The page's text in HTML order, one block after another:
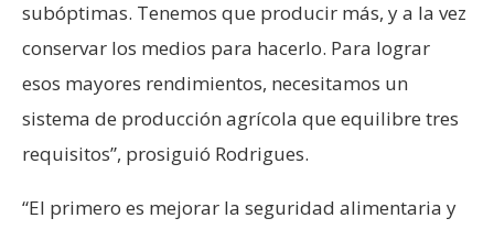
subóptimas. Tenemos que producir más, y a la vez
conservar los medios para hacerlo. Para lograr
esos mayores rendimientos, necesitamos un
sistema de producción agrícola que equilibre tres
requisitos”, prosiguió Rodrigues.
“El primero es mejorar la seguridad alimentaria y